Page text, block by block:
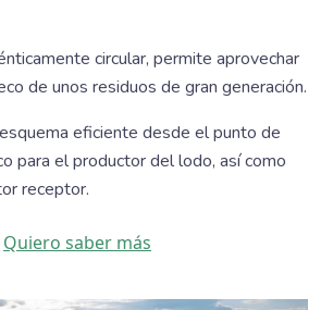
circular, permite aprovechar
de unos residuos de gran generación.
eficiente desde el punto de
para el productor del lodo, así como
receptor.
Quiero saber más